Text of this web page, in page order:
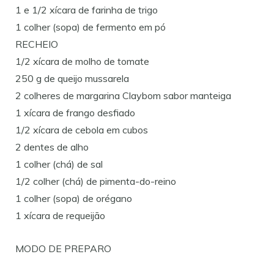
1 e 1/2 xícara de farinha de trigo
1 colher (sopa) de fermento em pó
RECHEIO
1/2 xícara de molho de tomate
250 g de queijo mussarela
2 colheres de margarina Claybom sabor manteiga
1 xícara de frango desfiado
1/2 xícara de cebola em cubos
2 dentes de alho
1 colher (chá) de sal
1/2 colher (chá) de pimenta-do-reino
1 colher (sopa) de orégano
1 xícara de requeijão
MODO DE PREPARO